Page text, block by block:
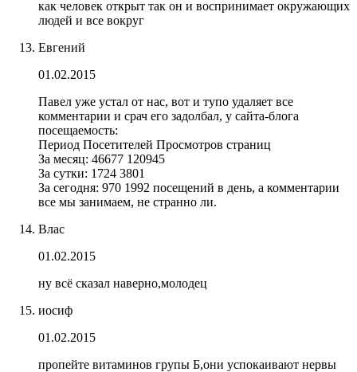
как человек открыт так он и воспринимает окружающих
людей и все вокруг
Евгений
01.02.2015
Павел уже устал от нас, вот и тупо удаляет все
комментарии и срач его задолбал, у сайта-блога
посещаемость:
Период Посетителей Просмотров страниц
За месяц: 46677 120945
За сутки: 1724 3801
За сегодня: 970 1992 посещений в день, а комментарии
все мы занимаем, не странно ли.
Влас
01.02.2015
ну всё сказал наверно,молодец
иосиф
01.02.2015
пропейте витаминов групы Б,они успокаивают нервы